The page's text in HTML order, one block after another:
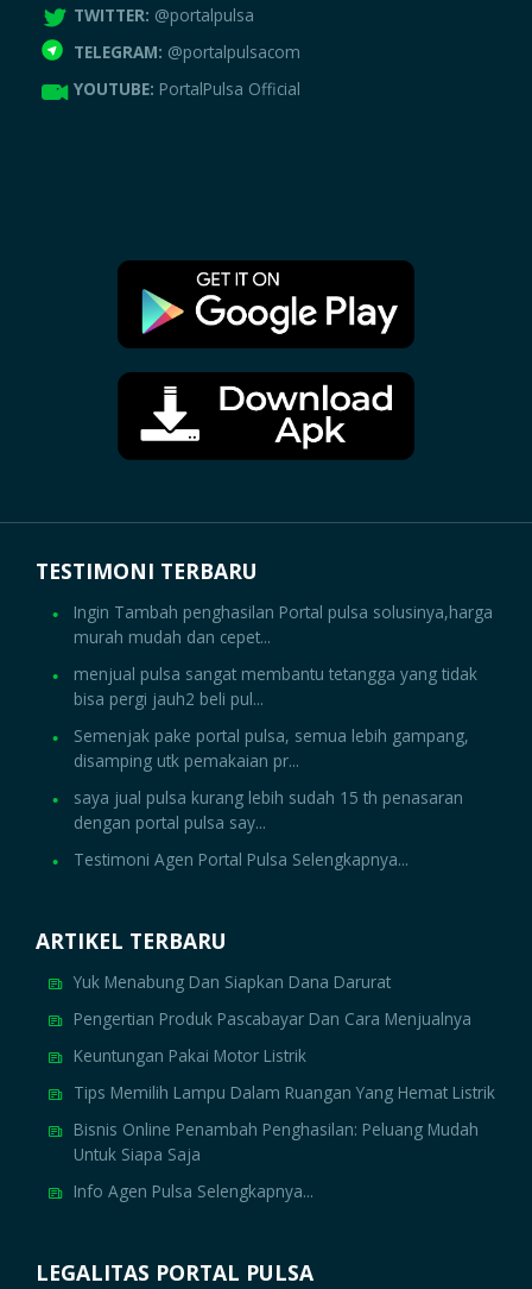
TWITTER: @portalpulsa
TELEGRAM: @portalpulsacom
YOUTUBE: PortalPulsa Official
TESTIMONI TERBARU
Ingin Tambah penghasilan Portal pulsa solusinya,harga
murah mudah dan cepet...
menjual pulsa sangat membantu tetangga yang tidak
bisa pergi jauh2 beli pul...
Semenjak pake portal pulsa, semua lebih gampang,
disamping utk pemakaian pr...
saya jual pulsa kurang lebih sudah 15 th penasaran
dengan portal pulsa say...
Testimoni Agen Portal Pulsa Selengkapnya...
ARTIKEL TERBARU
Yuk Menabung Dan Siapkan Dana Darurat
Pengertian Produk Pascabayar Dan Cara Menjualnya
Keuntungan Pakai Motor Listrik
Tips Memilih Lampu Dalam Ruangan Yang Hemat Listrik
Bisnis Online Penambah Penghasilan: Peluang Mudah
Untuk Siapa Saja
Info Agen Pulsa Selengkapnya...
LEGALITAS PORTAL PULSA